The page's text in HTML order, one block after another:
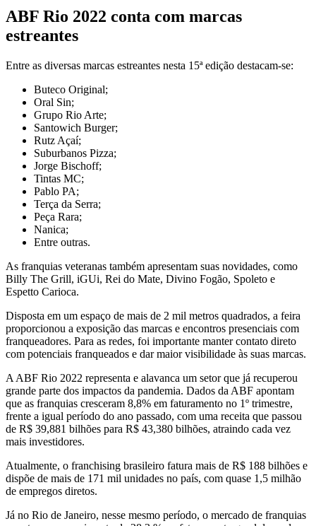
ABF Rio 2022 conta com marcas
estreantes
Entre as diversas marcas estreantes nesta 15ª edição destacam-se:
Buteco Original;
Oral Sin;
Grupo Rio Arte;
Santowich Burger;
Rutz Açaí;
Suburbanos Pizza;
Jorge Bischoff;
Tintas MC;
Pablo PA;
Terça da Serra;
Peça Rara;
Nanica;
Entre outras.
As franquias veteranas também apresentam suas novidades, como
Billy The Grill, iGUi, Rei do Mate, Divino Fogão, Spoleto e
Espetto Carioca.
Disposta em um espaço de mais de 2 mil metros quadrados, a feira
proporcionou a exposição das marcas e encontros presenciais com
franqueadores. Para as redes, foi importante manter contato direto
com potenciais franqueados e dar maior visibilidade às suas marcas.
A ABF Rio 2022 representa e alavanca um setor que já recuperou
grande parte dos impactos da pandemia. Dados da ABF apontam
que as franquias cresceram 8,8% em faturamento no 1º trimestre,
frente a igual período do ano passado, com uma receita que passou
de R$ 39,881 bilhões para R$ 43,380 bilhões, atraindo cada vez
mais investidores.
Atualmente, o franchising brasileiro fatura mais de R$ 188 bilhões e
dispõe de mais de 171 mil unidades no país, com quase 1,5 milhão
de empregos diretos.
Já no Rio de Janeiro, nesse mesmo período, o mercado de franquias